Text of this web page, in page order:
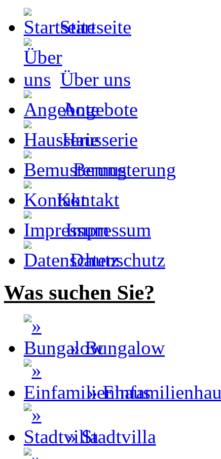
Startseite
Über uns
Angebote
Hausserie
Bemusterung
Kontakt
Impressum
Datenschutz
Was suchen Sie?
» Bungalow
»
» Stadtvilla